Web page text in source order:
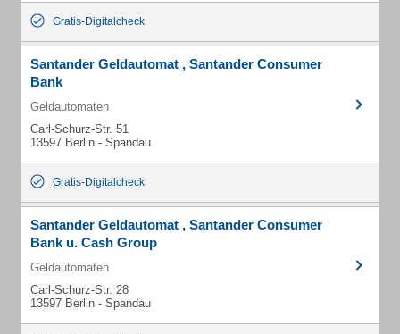
Gratis-Digitalcheck
Santander Geldautomat , Santander Consumer
Bank
Geldautomaten
Carl-Schurz-Str. 51
13597 Berlin - Spandau
Gratis-Digitalcheck
Santander Geldautomat , Santander Consumer
Bank u. Cash Group
Geldautomaten
Carl-Schurz-Str. 28
13597 Berlin - Spandau